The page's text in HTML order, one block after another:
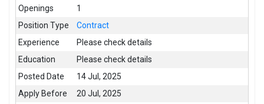
Openings
1
Position Type
Contract
Experience
Please check details
Education
Please check details
Posted Date
14 Jul, 2025
Apply Before
20 Jul, 2025